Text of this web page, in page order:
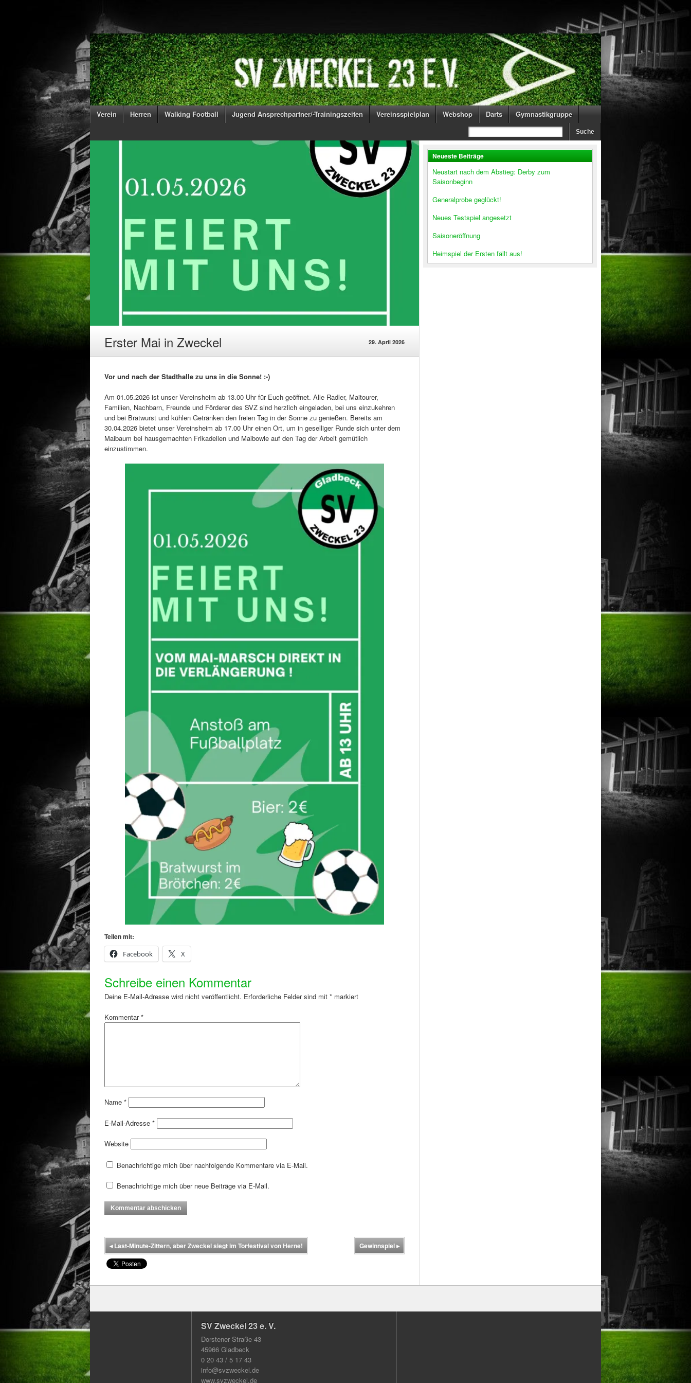
Verein Herren Walking Football Jugend Ansprechpartner/-Trainingszeiten Vereinsspielplan Webshop Darts Gymnastikgruppe
Erster Mai in Zweckel 29. April 2026
Vor und nach der Stadthalle zu uns in die Sonne! :-)
Am 01.05.2026 ist unser Vereinsheim ab 13.00 Uhr für Euch geöffnet. Alle Radler, Maitourer,
Familien, Nachbarn, Freunde und Förderer des SVZ sind herzlich eingeladen, bei uns einzukehren
und bei Bratwurst und kühlen Getränken den freien Tag in der Sonne zu genießen. Bereits am
30.04.2026 bietet unser Vereinsheim ab 17.00 Uhr einen Ort, um in geselliger Runde sich unter dem
Maibaum bei hausgemachten Frikadellen und Maibowle auf den Tag der Arbeit gemütlich
einzustimmen.
Teilen mit:
Facebook
X
Schreibe einen Kommentar
Deine E-Mail-Adresse wird nicht veröffentlicht. Erforderliche Felder sind mit * markiert
Kommentar*
Name *
E-Mail-Adresse *
Website
Benachrichtige mich über nachfolgende Kommentare via E-Mail.
Benachrichtige mich über neue Beiträge via E-Mail.
◂Last-Minute-Zittern, aber Zweckel siegt im Torfestival von Herne! Gewinnspiel▸
Neueste Beiträge
Neustart nach dem Abstieg: Derby zum
Saisonbeginn
Generalprobe geglückt!
Neues Testspiel angesetzt
Saisoneröffnung
Heimspiel der Ersten fällt aus!
SV Zweckel 23 e. V.
Dorstener Straße 43
45966 Gladbeck
0 20 43 / 5 17 43
info@svzweckel.de
www.svzweckel.de